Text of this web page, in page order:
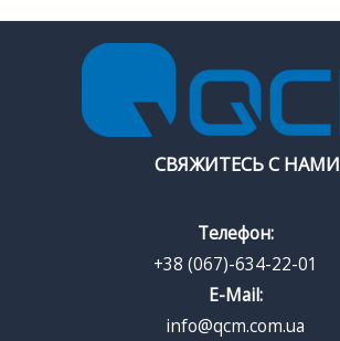
СВЯЖИТЕСЬ С НАМИ
Телефон:
+38 (067)-634-22-01
E-Mail:
info@qcm.com.ua